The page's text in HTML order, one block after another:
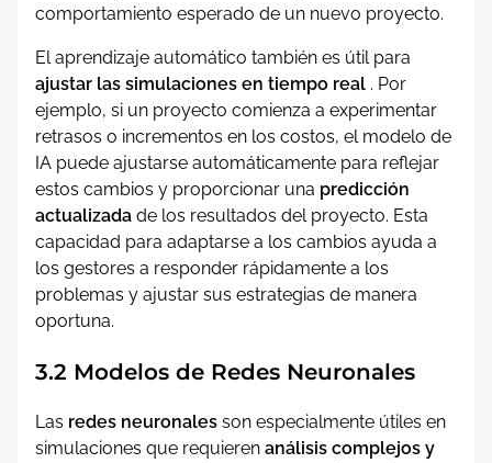
comportamiento esperado de un nuevo proyecto.
El aprendizaje automático también es útil para
ajustar las simulaciones en tiempo real . Por
ejemplo, si un proyecto comienza a experimentar
retrasos o incrementos en los costos, el modelo de
IA puede ajustarse automáticamente para reflejar
estos cambios y proporcionar una predicción
actualizada de los resultados del proyecto. Esta
capacidad para adaptarse a los cambios ayuda a
los gestores a responder rápidamente a los
problemas y ajustar sus estrategias de manera
oportuna.
3.2 Modelos de Redes Neuronales
Las redes neuronales son especialmente útiles en
simulaciones que requieren análisis complejos y